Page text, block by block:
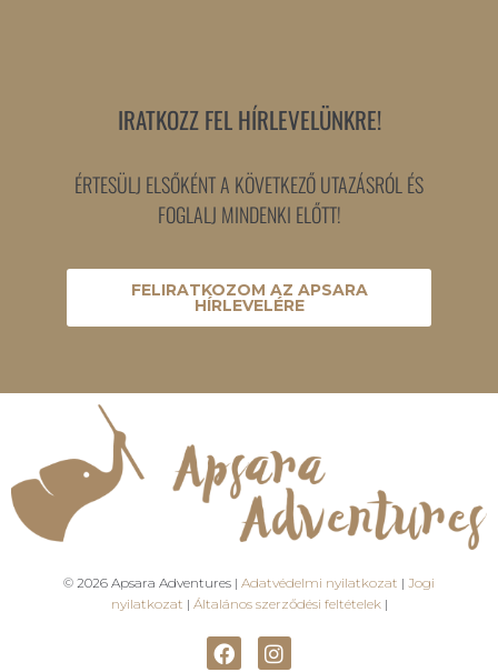
IRATKOZZ FEL HÍRLEVELÜNKRE!
ÉRTESÜLJ ELSŐKÉNT A KÖVETKEZŐ UTAZÁSRÓL ÉS
FOGLALJ MINDENKI ELŐTT!
FELIRATKOZOM AZ APSARA
HÍRLEVELÉRE
© 2026 Apsara Adventures | Adatvédelmi nyilatkozat | Jogi
nyilatkozat | Általános szerződési feltételek |